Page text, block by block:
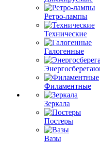
Ретро-лампы
Технические
Галогенные
Филаментные
Зеркала
Постеры
Вазы